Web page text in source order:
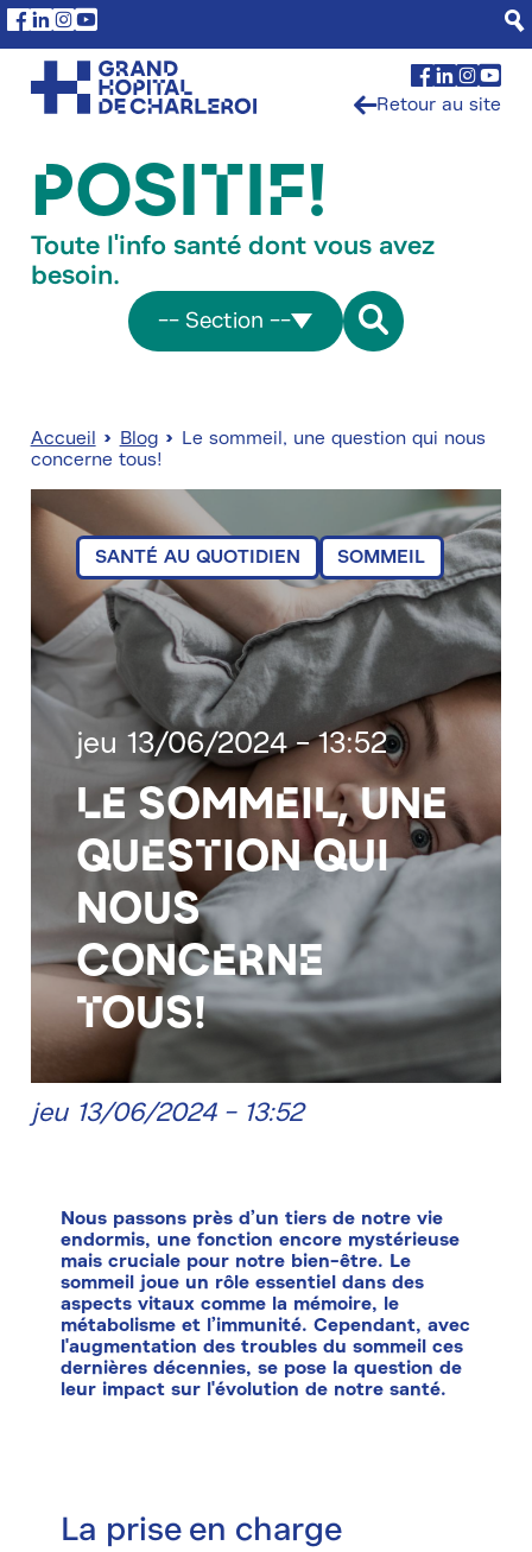
Aller
au
contenu
principal
Facebook
Linkedin
Instagram
Youtube
Facebook
Linkedin
Retour au site
POSITIF!
Toute l'info santé dont vous avez
besoin.
-- Section --
Fil
d'Ariane
Accueil Blog
Le sommeil, une question qui nous
concerne tous!
SANTÉ AU QUOTIDIEN SOMMEIL
jeu 13/06/2024 - 13:52
Le sommeil, une
question qui
nous
concerne
tous!
jeu 13/06/2024 - 13:52
Nous passons près d’un tiers de notre vie
endormis, une fonction encore mystérieuse
mais cruciale pour notre bien-être. Le
sommeil joue un rôle essentiel dans des
aspects vitaux comme la mémoire, le
métabolisme et l’immunité. Cependant, avec
l'augmentation des troubles du sommeil ces
dernières décennies, se pose la question de
leur impact sur l'évolution de notre santé.
La prise en charge
Panneau de gestion des cookies